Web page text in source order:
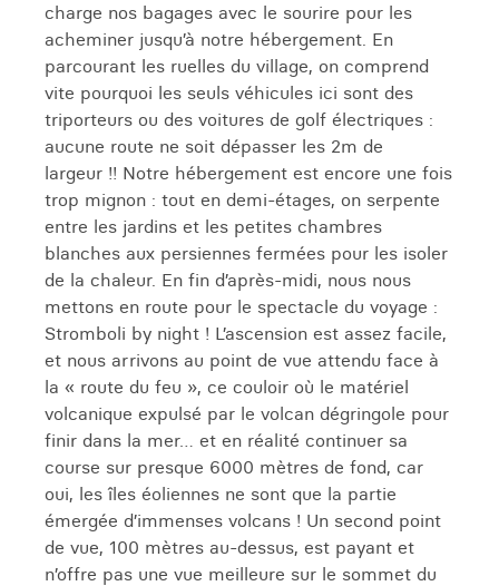
charge nos bagages avec le sourire pour les
acheminer jusqu’à notre hébergement. En
parcourant les ruelles du village, on comprend
vite pourquoi les seuls véhicules ici sont des
triporteurs ou des voitures de golf électriques :
aucune route ne soit dépasser les 2m de
largeur !! Notre hébergement est encore une fois
trop mignon : tout en demi-étages, on serpente
entre les jardins et les petites chambres
blanches aux persiennes fermées pour les isoler
de la chaleur. En fin d’après-midi, nous nous
mettons en route pour le spectacle du voyage :
Stromboli by night ! L’ascension est assez facile,
et nous arrivons au point de vue attendu face à
la « route du feu », ce couloir où le matériel
volcanique expulsé par le volcan dégringole pour
finir dans la mer… et en réalité continuer sa
course sur presque 6000 mètres de fond, car
oui, les îles éoliennes ne sont que la partie
émergée d’immenses volcans ! Un second point
de vue, 100 mètres au-dessus, est payant et
n’offre pas une vue meilleure sur le sommet du